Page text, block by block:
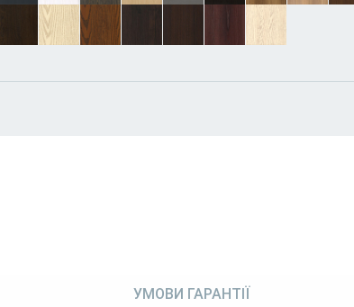
УМОВИ ГАРАНТІЇ